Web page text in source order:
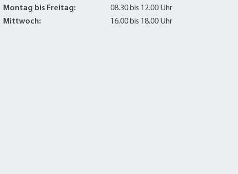
Montag bis Freitag:
08.30 bis 12.00 Uhr
Mittwoch:
16.00 bis 18.00 Uhr